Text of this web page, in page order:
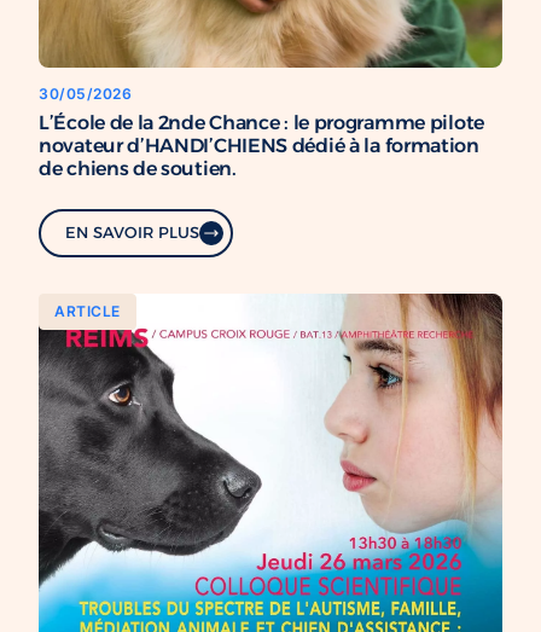
30/05/2026
L’École de la 2nde Chance : le programme pilote
novateur d’HANDI’CHIENS dédié à la formation
de chiens de soutien.
EN SAVOIR PLUS
ARTICLE